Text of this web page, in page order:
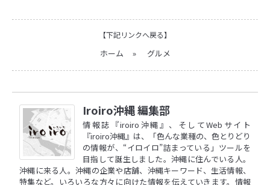
【下記リンクへ戻る】
ホーム » グルメ
Iroiro沖縄 編集部
情報誌『iroiro沖縄』、そしてWebサイト
『iroiro沖縄』は、「色んな業種の、色とりどり
の情報が、“イロイロ”詰まっている」ツールを
目指して誕生しました。沖縄に住んでいる人。
沖縄に来る人。沖縄の企業や店舗、沖縄キーワード、生活情報、
特集など。いろいろな方々に向けた情報を伝えていきます。情報